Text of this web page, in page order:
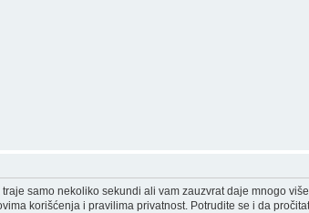
samo nekoliko sekundi ali vam zauzvrat daje mnogo
korišćenja i pravilima privatnost. Potrudite se i da